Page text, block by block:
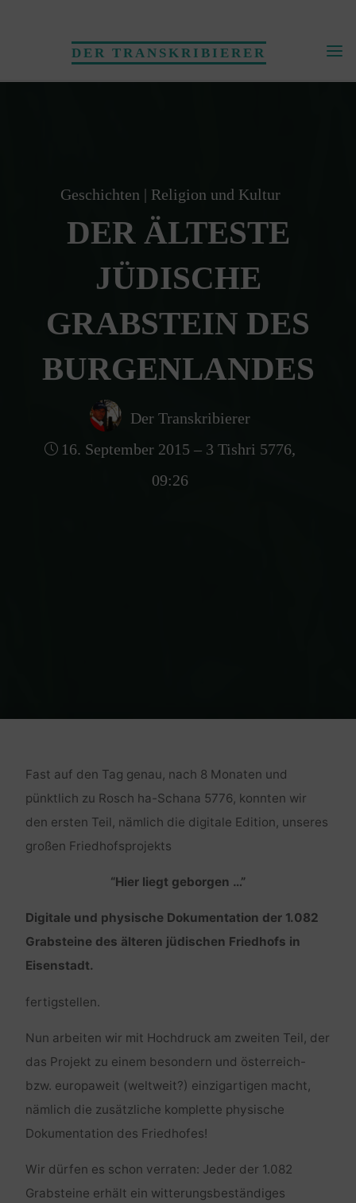
DER TRANSKRIBIERER
Geschichten | Religion und Kultur
DER ÄLTESTE
JÜDISCHE
GRABSTEIN DES
BURGENLANDES
Der Transkribierer
16. September 2015 – 3 Tishri 5776,
09:26
Fast auf den Tag genau, nach 8 Monaten und
pünktlich zu Rosch ha-Schana 5776, konnten wir
den ersten Teil, nämlich die digitale Edition, unseres
großen Friedhofsprojekts
“Hier liegt geborgen …”
Digitale und physische Dokumentation der 1.082
Grabsteine des älteren jüdischen Friedhofs in
Eisenstadt.
fertigstellen.
Nun arbeiten wir mit Hochdruck am zweiten Teil, der
das Projekt zu einem besondern und österreich-
bzw. europaweit (weltweit?) einzigartigen macht,
nämlich die zusätzliche komplette physische
Dokumentation des Friedhofes!
Wir dürfen es schon verraten: Jeder der 1.082
Grabsteine erhält ein witterungsbeständiges